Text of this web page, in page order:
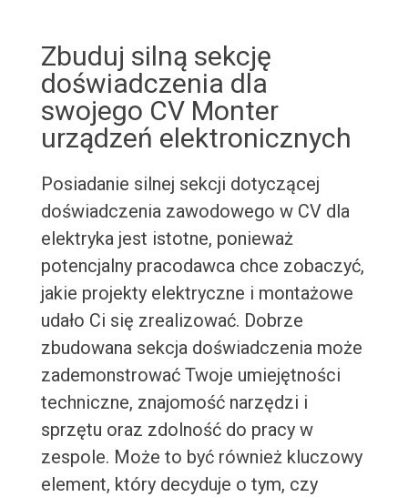
Zbuduj silną sekcję
doświadczenia dla
swojego CV Monter
urządzeń elektronicznych
Posiadanie silnej sekcji dotyczącej
doświadczenia zawodowego w CV dla
elektryka jest istotne, ponieważ
potencjalny pracodawca chce zobaczyć,
jakie projekty elektryczne i montażowe
udało Ci się zrealizować. Dobrze
zbudowana sekcja doświadczenia może
zademonstrować Twoje umiejętności
techniczne, znajomość narzędzi i
sprzętu oraz zdolność do pracy w
zespole. Może to być również kluczowy
element, który decyduje o tym, czy